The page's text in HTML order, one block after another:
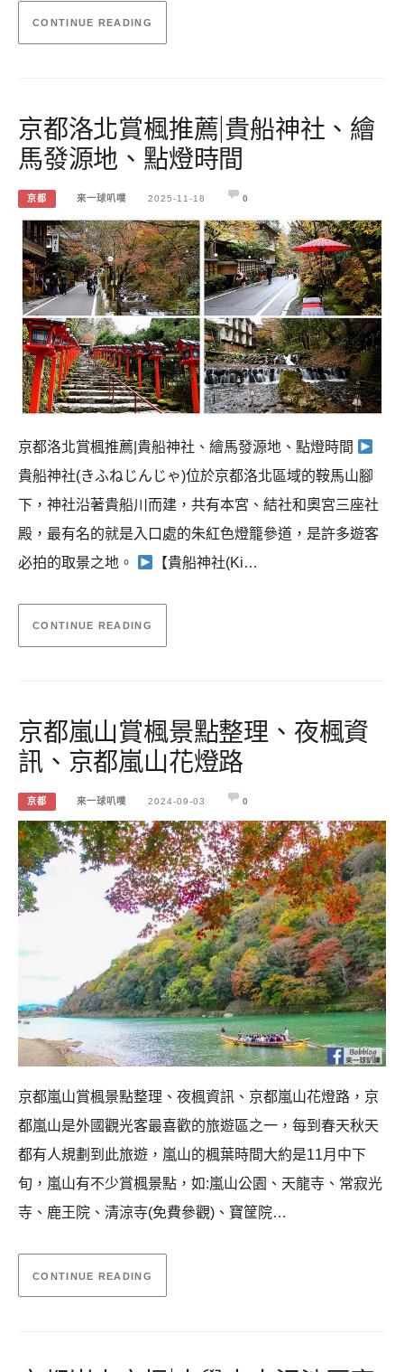
CONTINUE READING
京都洛北賞楓推薦|貴船神社、繪
馬發源地、點燈時間
京都 來一球叭噗 2025-11-18 0
京都洛北賞楓推薦|貴船神社、繪馬發源地、點燈時間
貴船神社(きふねじんじゃ)位於京都洛北區域的鞍馬山腳
下，神社沿著貴船川而建，共有本宮、結社和奧宮三座社
殿，最有名的就是入口處的朱紅色燈籠參道，是許多遊客
必拍的取景之地。
【貴船神社(Ki…
CONTINUE READING
京都嵐山賞楓景點整理、夜楓資
訊、京都嵐山花燈路
京都 來一球叭噗 2024-09-03 0
京都嵐山賞楓景點整理、夜楓資訊、京都嵐山花燈路，京
都嵐山是外國觀光客最喜歡的旅遊區之一，每到春天秋天
都有人規劃到此旅遊，嵐山的楓葉時間大約是11月中下
旬，嵐山有不少賞楓景點，如:嵐山公園、天龍寺、常寂光
寺、鹿王院、清涼寺(免費參觀)、寶筐院…
CONTINUE READING